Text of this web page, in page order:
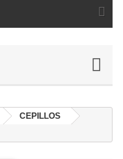
CEPILLOS